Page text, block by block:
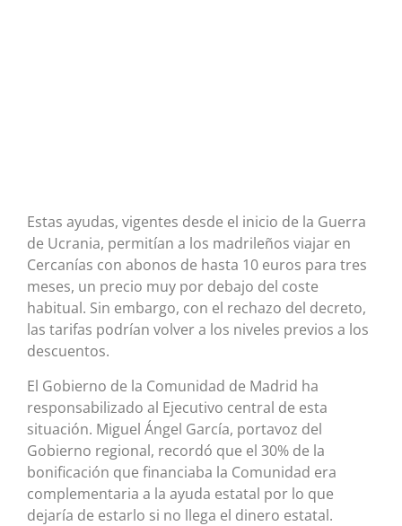
Estas ayudas, vigentes desde el inicio de la Guerra
de Ucrania, permitían a los madrileños viajar en
Cercanías con abonos de hasta 10 euros para tres
meses, un precio muy por debajo del coste
habitual. Sin embargo, con el rechazo del decreto,
las tarifas podrían volver a los niveles previos a los
descuentos.
El Gobierno de la Comunidad de Madrid ha
responsabilizado al Ejecutivo central de esta
situación. Miguel Ángel García, portavoz del
Gobierno regional, recordó que el 30% de la
bonificación que financiaba la Comunidad era
complementaria a la ayuda estatal por lo que
dejaría de estarlo si no llega el dinero estatal.